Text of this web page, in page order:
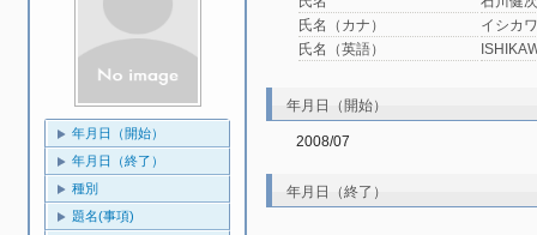
年月日（開始）
年月日（終了）
種別
題名(事項)
氏名（カナ）
イシカ
氏名（英語）
年月日（開始）
2008/07
年月日（終了）